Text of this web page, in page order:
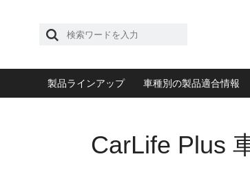
製品ラインアップ 車種別の製品適合情報
CarLife Plus